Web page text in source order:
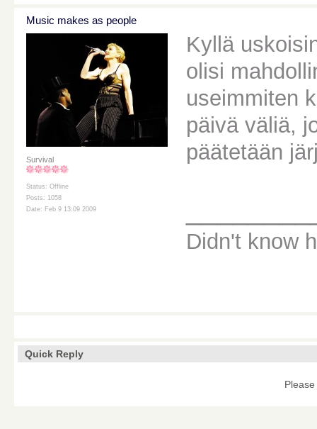
Music makes as people
Survival
Status: Offline
Posts: 1058
Date: Feb 9 13:09 2009
Kyllä
olisi
useimmiten
päivä väliä,
päätetään
Didn't know
Quick Reply